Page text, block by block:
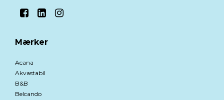
Mærker
Acana
Akvastabil
B&B
Belcando